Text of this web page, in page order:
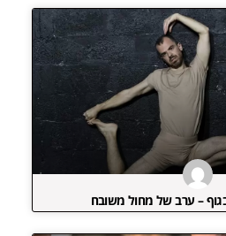
בגוף – ערב של מחול משובח